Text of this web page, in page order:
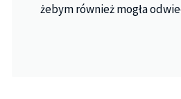
żebym również mogła